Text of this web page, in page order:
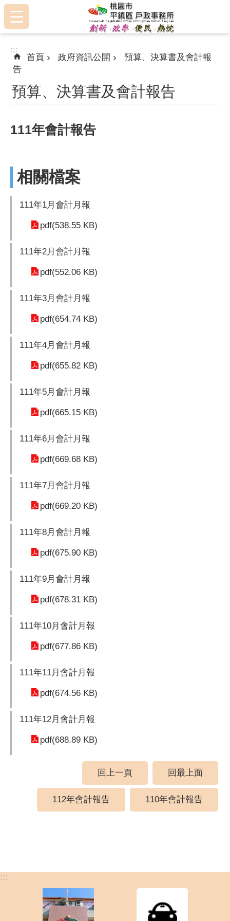
跳到主要內容區塊
:::
:::
首頁 政府資訊公開
預算、決算書及會計報
告
預算、決算書及會計報告
111年會計報告
相關檔案
111年1月會計月報
pdf(538.55 KB)
111年2月會計月報
pdf(552.06 KB)
111年3月會計月報
pdf(654.74 KB)
111年4月會計月報
pdf(655.82 KB)
111年5月會計月報
pdf(665.15 KB)
111年6月會計月報
pdf(669.68 KB)
111年7月會計月報
pdf(669.20 KB)
111年8月會計月報
pdf(675.90 KB)
111年9月會計月報
pdf(678.31 KB)
111年10月會計月報
pdf(677.86 KB)
111年11月會計月報
pdf(674.56 KB)
111年12月會計月報
pdf(688.89 KB)
回上一頁 回最上面
112年會計報告 110年會計報告
:::